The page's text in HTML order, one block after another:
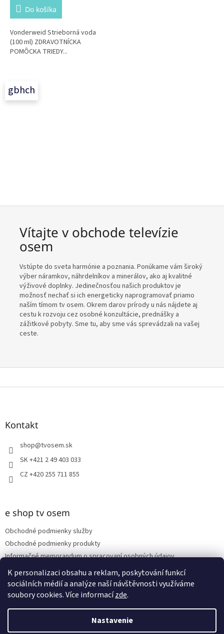
K personalizaci obsahu a reklam, poskytování funkcí
sociálních médií a analýze naší návštěvnosti využíváme
soubory cookies. Více informacízde.
Nastavenie
Do košíka
Vonderweid Strieborná voda
(100 ml) ZDRAVOTNÍCKA
POMÔCKA TRIEDY...
gbhch
Vítajte v obchode televízie
osem
Vstúpte do sveta harmónie a poznania. Ponúkame vám široký
výber náramkov, náhrdelníkov a minerálov, ako aj kvalitné
výživové doplnky. Jedinečnosťou našich produktov je
možnosť nechať si ich energeticky naprogramovať priamo
naším tímom tv osem. Okrem darov prírody u nás nájdete aj
cestu k rozvoju cez osobné konzultácie, prednášky a
zážitkové pobyty. Sme tu, aby sme vás sprevádzali na vašej
ceste.
Z
Kontakt
shop@tvosem.sk
SK +421 2 49 403 033
CZ +420 255 711 855
e shop tv osem
Obchodné podmienky služby
Obchodné podmienky produkty
Informačné memorandum o spracovaní osobných údajov
Reklamačný poriadok